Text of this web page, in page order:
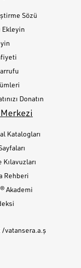
Sözü
Ekleyin
Donatın
Katalogları
Kılavuzları
Rehberi
Akademi
vatansera.a.ş